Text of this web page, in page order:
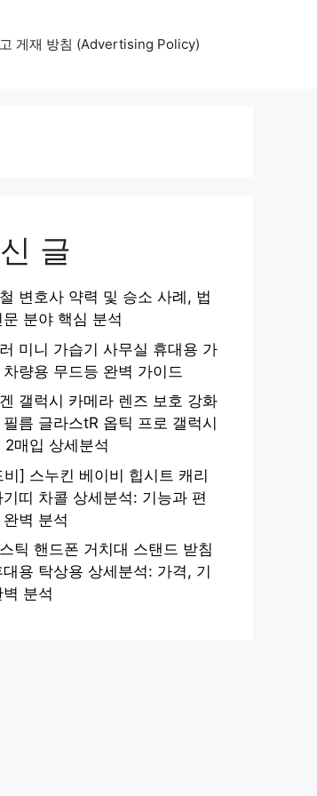
게재 방침 (Advertising Policy)
글
변호사 약력 및 승소 사례, 법
문 분야 핵심 분석
미니 가습기 사무실 휴대용 가
차량용 무드등 완벽 가이드
갤럭시 카메라 렌즈 보호 강화
필름 글라스tR 옵틱 프로 갤럭시
2매입 상세분석
비] 스누킨 베이비 힙시트 캐리
기띠 차콜 상세분석: 기능과 편
벽 분석
틱 핸드폰 거치대 스탠드 받침
용 탁상용 상세분석: 가격, 기
분석